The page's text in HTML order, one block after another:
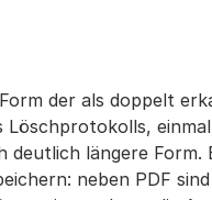
der als doppelt
Löschprotokolls,
deutlich längere Form.
neben PDF